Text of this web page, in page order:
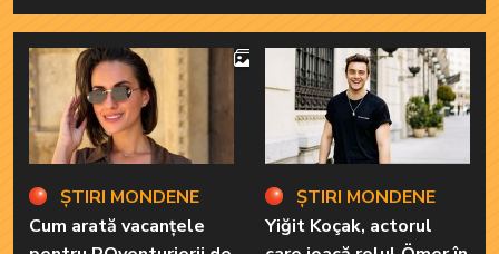
ȘTIRI MONDENE
Cum arată vacanțele
ȘTIRI MONDENE
Yiğit Koçak, actorul